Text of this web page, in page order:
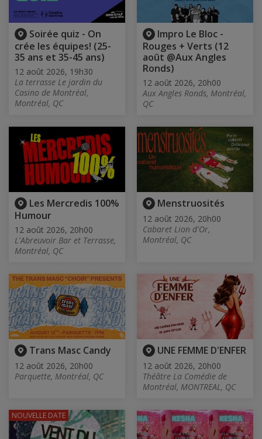
Soirée quiz - On
crée les équipes! (25-
35 ans et 35-45 ans)
12 août 2026, 19h30
La terrasse Le jardin du
Casino de Montréal,
Montréal, QC
Impro Le Bloc -
Rouges + Verts (12
août @Aux Angles
Ronds)
12 août 2026, 20h00
Aux Angles Ronds, Montréal,
QC
Les Mercredis 100%
Humour
12 août 2026, 20h00
L'Abreuvoir Bar et Terrasse,
Montréal, QC
Menstruosités
12 août 2026, 20h00
Cabaret Lion d'Or,
Montréal, QC
Trans Masc Candy
12 août 2026, 20h00
Parquette, Montréal, QC
UNE FEMME D'ENFER
12 août 2026, 20h00
Théâtre La Comédie de
Montréal, MONTREAL, QC
NOUVELLE DATE